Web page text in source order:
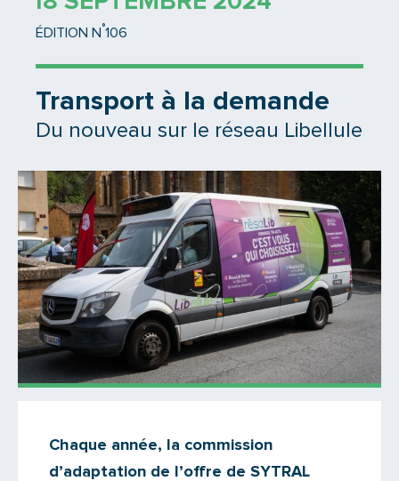
ÉDITION N °106
Transport à la demande
Du nouveau sur le réseau Libellule
Il n'y a aucun commentaire...
Chaque année, la commission
d’adaptation de l’offre de SYTRAL